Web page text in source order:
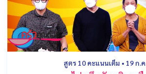
สูตร 10 คะแนนเต็ม • 19 ก.